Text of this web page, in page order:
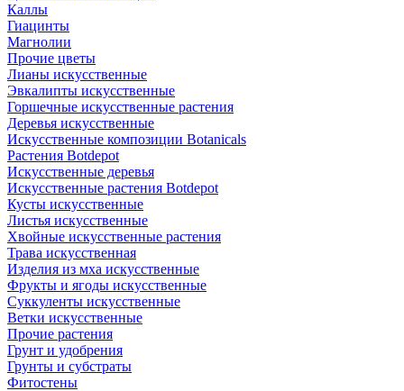
Каллы
Гиацинты
Магнолии
Прочие цветы
Лианы искусственные
Эвкалипты искусственные
Горшечные искусственные растения
Деревья искусственные
Искусственные композиции Botanicals
Растения Botdepot
Искусственные деревья
Искусственные растения Botdepot
Кусты искусственные
Листья искусственные
Хвойные искусственные растения
Трава искусственная
Изделия из мха искусственные
Фрукты и ягоды искусственные
Суккуленты искусственные
Ветки искусственные
Прочие растения
Грунт и удобрения
Грунты и субстраты
Фитостены